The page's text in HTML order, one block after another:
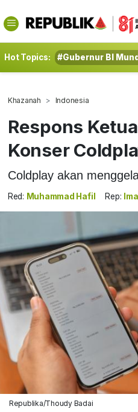
Hot Topics: #Gubernur BI
Khazanah Indonesia
Respons
Konser
Coldplay akan
Red: Muhammad Hafil Rep:
Republika/Thoudy Badai